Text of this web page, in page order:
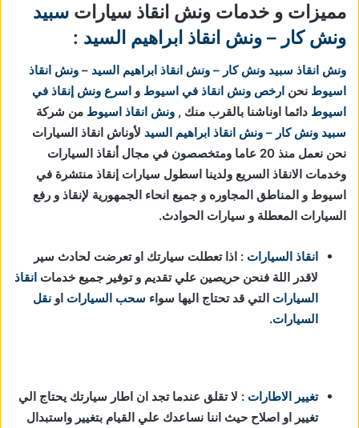
مميزات و خدمات ونش انقاذ سيارات سبيد
ونش كار – ونش انقاذ ابراهيم السيد :
ونش انقاذ سبيد ونش كار – ونش انقاذ ابراهيم السيد – ونش انقاذ
اسيوط نحن ارخص ونش انقاذ في اسيوط و اسرع ونش إنقاذ في
اسيوط دائما اوناشنا بالقرب منك , ونش انقاذ اسيوط من شركة
سبيد ونش كار – ونش انقاذ ابراهيم السيد لأوناش انقاذ السيارات
نحن نعمل منذ 20 عاما ومتخصصون في مجال أنقاذ السيارات
وخدمات الانقاذ السريع ولدينا اسطول سيارات إنقاذ منتشرة في
اسيوط و المناطق المجاوره و جميع انحاء الجمهورية لإنقاذ و رفع
السيارات المعطلة و سيارات الحوادث.
انقاذ السيارات : اذا تعطلت سيارتك او تعرضت لحادث سير
لاقدر اللة فنحن حريصين علي تقديم و توفير جميع خدمات انقاذ
السيارات التي قد تحتاج اليها سواء سحب السيارات او نقل
السيارات.
تغيير الاطارات : لا تقلق عندما تجد ان اطار سيارتك يحتاج الي
تغيير او اصلاح حيث اننا نساعدك علي القيام بتغيير واستبدال